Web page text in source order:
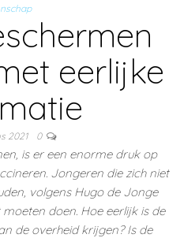
eerlijke
2021 0
is er een enorme druk op
Jongeren die zich niet
volgens Hugo de Jonge
doen. Hoe eerlijk is de
de overheid krijgen? Is de